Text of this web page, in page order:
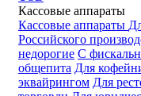
Кассовые аппараты
Кассовые аппараты
Российского
недорогие С
общепита Для
эквайрингом Для